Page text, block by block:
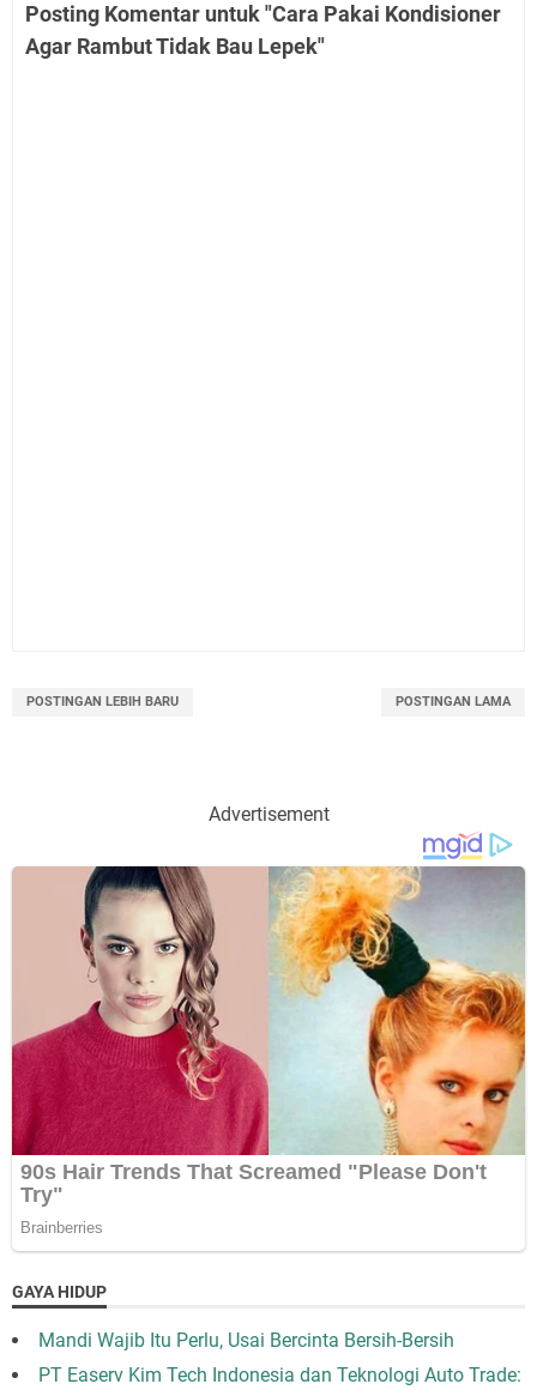
Posting Komentar untuk "Cara Pakai Kondisioner
Agar Rambut Tidak Bau Lepek"
POSTINGAN LEBIH BARU POSTINGAN LAMA
Advertisement
GAYA HIDUP
Mandi Wajib Itu Perlu, Usai Bercinta Bersih-Bersih
PT Easerv Kim Tech Indonesia dan Teknologi Auto Trade: